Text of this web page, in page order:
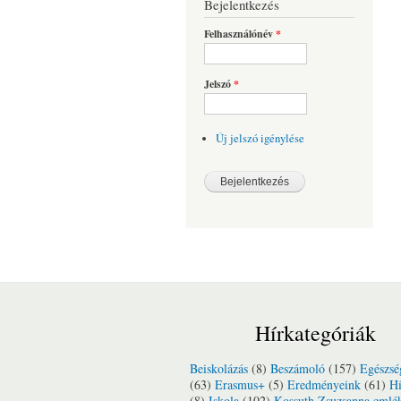
Bejelentkezés
Felhasználónév*
Jelszó*
Új jelszó igénylése
Hírkategóriák
Beiskolázás (8) Beszámoló (157)
(63) Erasmus+ (5) Eredményeink (61)